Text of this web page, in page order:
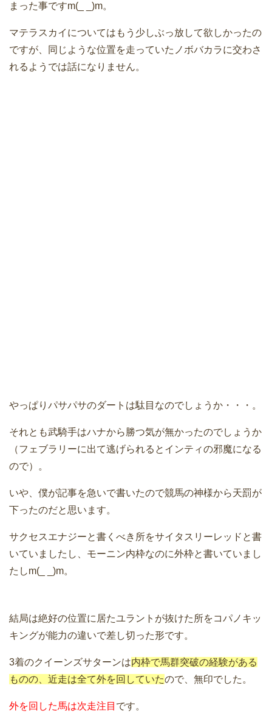
まった事ですm(_ _)m。
マテラスカイについてはもう少しぶっ放して欲しかったの
ですが、同じような位置を走っていたノボバカラに交わさ
れるようでは話になりません。
やっぱりパサパサのダートは駄目なのでしょうか・・・。
それとも武騎手はハナから勝つ気が無かったのでしょうか
（フェブラリーに出て逃げられるとインティの邪魔になる
ので）。
いや、僕が記事を急いで書いたので競馬の神様から天罰が
下ったのだと思います。
サクセスエナジーと書くべき所をサイタスリーレッドと書
いていましたし、モーニン内枠なのに外枠と書いていまし
たしm(_ _)m。
結局は絶好の位置に居たユラントが抜けた所をコパノキッ
キングが能力の違いで差し切った形です。
3着のクイーンズサターンは内枠で馬群突破の経験がある
ものの、近走は全て外を回していたので、無印でした。
外を回した馬は次走注目 です。